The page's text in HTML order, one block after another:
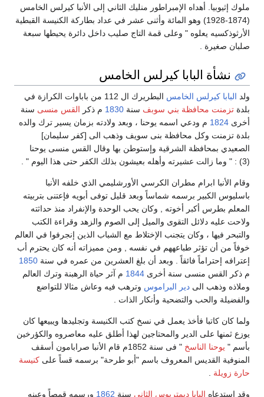
ملوك إثيوبيا. أهداه الإمبراطور منليك الثاني إلى الأنبا كيرلس الخامس
(1874-1928) وهو المائة وأثنى عشر في عداد بطاركة الكنيسة القبطية
الأرثوذكسيه يعلوه " وعلى قمة التاج صليب داخل دائرة يحيطها سبعة
صلبان صغيرة .
نشأة البابا كيرلس الخامس
البابا كيرلس الخامس
البطريرك ال 112 من باباوات الكرازة في
بلدةتزمنت محافظة بني سوبفسنة1830م ذكرالقس منسىسنة
أخرى1824م ودعي اسمه يوحنا ، وبعد ولادته بزمان يسير ترك والده
بلدة تزمنت وكل محافظة بنى سويف وذهب الى [كفر سليمان]
الصعيدي بمحافظة الشرقية وإستوطن بها وقال القس منسى يوحنا
وقام الأنبا ابرام مطران الكرسي الأورشليمي الذي خلفه الأنبا
باسليوس الكبير برسمه شماساً وبعد قليل توفى أبويه فإعتنى بتربيته
المعلم بطرس أكبر أخوته , وكان يحب الوحدة والإنفراد منذ حداثته
ولاحت عليه دلائل التقوى والميل إلى الصوم والزهد وقراءة الكتب
والتبحر فيها ، وكان يتجنب الإختلاط مع الشباب الذين إنجرفوا في العالم
خوفاً من أن تؤثر طباعههم في نفسه , ومن مميزاته أنه كان يحترم أب
إعترافه إحتراماً فائقاً . وبعد أن بلغ العشرين من عمره في سنة1850
م ذكر القس منسى سنة أخرى1844م آثر حياة الرهبنة وترك العالم
وملاذه وذهب الىدير البراموسوترهب فيه وعاش مثالا للتواضع
والفضيلة والحب والتضحية وأنكار الذات .
ولما كان كاتبا فأخذ يعمل في نسخ كتب الكنيسة وتجليدها ويبيعها كان
يوزع ثمنها على الدير والمحتاجين لهذا أطلق عليه معاصروه والكؤرخين
بأسم "يوحنا الناسخ
" فى سنة 1852م قام الأنبا صرابامون أسقف
المنوفية القديس المعروف باسم "أبو طرحة" برسمه قساً علىكنيسة
حارة زويلة.
وقد استدعاهالبابا ديمتريوس الثانيسنة1862ورسمه قمصاً وعينه